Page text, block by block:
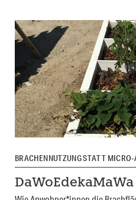
BRACHENNUTZUNG STATT
DaWoEdekaMaWa